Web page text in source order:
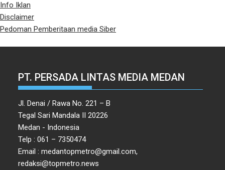
Info Iklan
Disclaimer
Pedoman Pemberitaan media Siber
PT. PERSADA LINTAS MEDIA MEDAN
Jl. Denai / Rawa No. 221 – B
Tegal Sari Mandala II 20226
Medan - Indonesia
Telp : 061 – 7350474
Email : medantopmetro@gmail.com,
redaksi@topmetro.news